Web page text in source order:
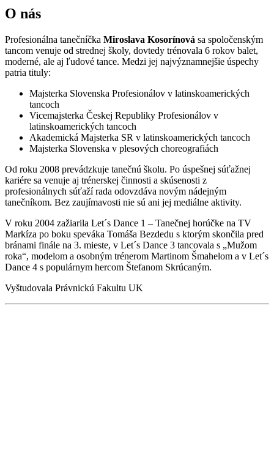
O nás
Profesionálna tanečníčka Miroslava Kosorínová sa spoločenským
tancom venuje od strednej školy, dovtedy trénovala 6 rokov balet,
moderné, ale aj ľudové tance. Medzi jej najvýznamnejšie úspechy
patria tituly:
Majsterka Slovenska Profesionálov v latinskoamerických
tancoch
Vicemajsterka Českej Republiky Profesionálov v
latinskoamerických tancoch
Akademická Majsterka SR v latinskoamerických tancoch
Majsterka Slovenska v plesových choreografiách
Od roku 2008 prevádzkuje tanečnú školu. Po úspešnej súťažnej
kariére sa venuje aj trénerskej činnosti a skúsenosti z
profesionálnych súťaží rada odovzdáva novým nádejným
tanečníkom. Bez zaujímavosti nie sú ani jej mediálne aktivity.
V roku 2004 zažiarila Let´s Dance 1 – Tanečnej horúčke na TV
Markíza po boku speváka Tomáša Bezdedu s ktorým skončila pred
bránami finále na 3. mieste, v Let´s Dance 3 tancovala s „Mužom
roka“, modelom a osobným trénerom Martinom Šmahelom a v Let´s
Dance 4 s populárnym hercom Štefanom Skrúcaným.
Vyštudovala Právnickú Fakultu UK